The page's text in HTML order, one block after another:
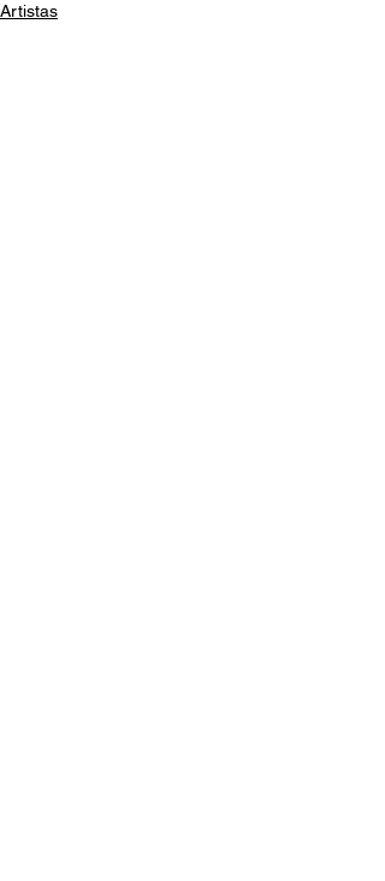
Artistas